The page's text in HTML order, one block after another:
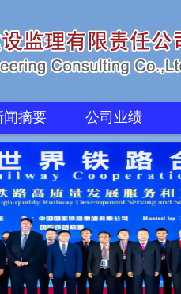
闻摘要 公司业绩